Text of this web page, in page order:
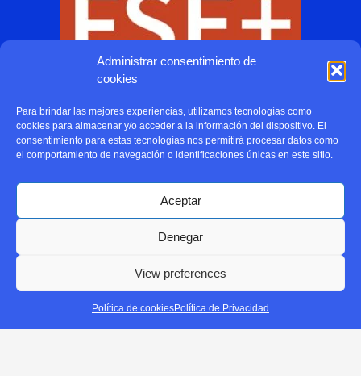
Administrar consentimiento de
cookies
Para brindar las mejores experiencias, utilizamos tecnologías como
cookies para almacenar y/o acceder a la información del dispositivo. El
consentimiento para estas tecnologías nos permitirá procesar datos como
el comportamiento de navegación o identificaciones únicas en este sitio.
Aceptar
Denegar
View preferences
Política de cookiesPolítica de Privacidad